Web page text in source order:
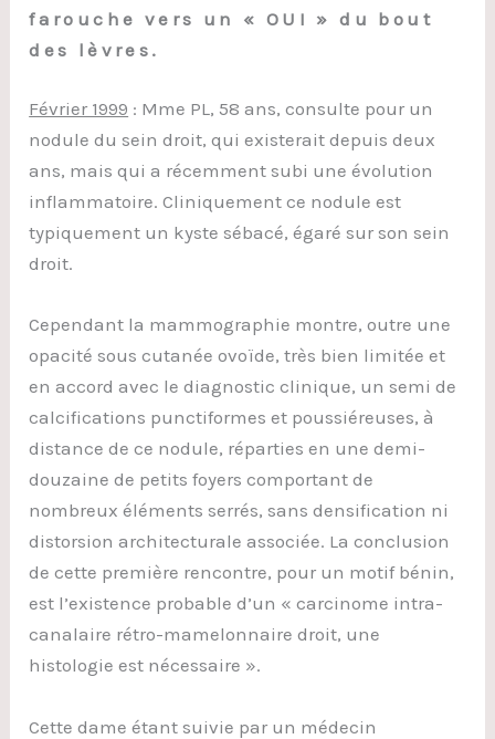
farouche vers un « OUI » du bout
des lèvres.
Février 1999 : Mme PL, 58 ans, consulte pour un
nodule du sein droit, qui existerait depuis deux
ans, mais qui a récemment subi une évolution
inflammatoire. Cliniquement ce nodule est
typiquement un kyste sébacé, égaré sur son sein
droit.
Cependant la mammographie montre, outre une
opacité sous cutanée ovoïde, très bien limitée et
en accord avec le diagnostic clinique, un semi de
calcifications punctiformes et poussiéreuses, à
distance de ce nodule, réparties en une demi-
douzaine de petits foyers comportant de
nombreux éléments serrés, sans densification ni
distorsion architecturale associée. La conclusion
de cette première rencontre, pour un motif bénin,
est l’existence probable d’un « carcinome intra-
canalaire rétro-mamelonnaire droit, une
histologie est nécessaire ».
Cette dame étant suivie par un médecin